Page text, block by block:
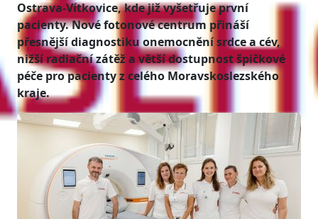
Ostrava-Vítkovice, kde již vyšetřuje první
pacienty. Nové fotonové centrum přináší
přesnější diagnostiku onemocnění srdce a cév,
nižší radiační zátěž a větší dostupnost špičkové
péče pro pacienty z celého Moravskoslezského
kraje.